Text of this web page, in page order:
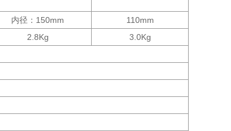
内径：150mm
110mm
2.8Kg
3.0Kg